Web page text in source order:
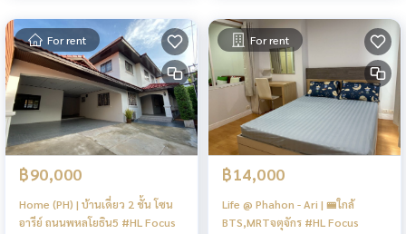
For rent
฿90,000
Home (PH) | บ้านเดี่ยว 2 ชั้น โซน
อารีย์ ถนนพหลโยธิน5 #HL Focus
For rent
฿14,000
Life @ Phahon - Ari | 🚝ใกล้
BTS,MRTจตุจักร #HL Focus